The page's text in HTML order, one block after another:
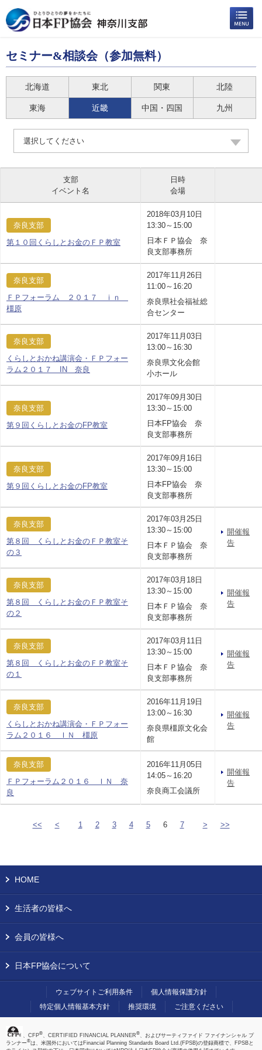
セミナー&相談会（参加無料）
北海道 東北 関東 北陸
東海 近畿 中国・四国 九州
選択してください
支部
イベント名
日時
会場
奈良支部
第１０回くらしとお金のＦＰ教室
2018年03月10日
13:30～15:00
日本ＦＰ協会 奈
良支部事務所
奈良支部
ＦＰフォーラム ２０１７ ｉｎ
橿原
2017年11月26日
11:00～16:20
奈良県社会福祉総
合センター
奈良支部
くらしとおかね講演会・ＦＰフォー
ラム２０１７ IN 奈良
2017年11月03日
13:00～16:30
奈良県文化会館
小ホール
奈良支部
第９回くらしとお金のFP教室
2017年09月30日
13:30～15:00
日本FP協会 奈
良支部事務所
奈良支部
第９回くらしとお金のFP教室
2017年09月16日
13:30～15:00
日本FP協会 奈
良支部事務所
奈良支部
第８回 くらしとお金のＦＰ教室そ
の３
2017年03月25日
13:30～15:00
日本ＦＰ協会 奈
良支部事務所
開催報
告
奈良支部
第８回 くらしとお金のＦＰ教室そ
の２
2017年03月18日
13:30～15:00
日本ＦＰ協会 奈
良支部事務所
開催報
告
奈良支部
第８回 くらしとお金のＦＰ教室そ
の１
2017年03月11日
13:30～15:00
日本ＦＰ協会 奈
良支部事務所
開催報
告
奈良支部
くらしとおかね講演会・ＦＰフォー
ラム２０１６ ＩＮ 橿原
2016年11月19日
13:00～16:30
奈良県橿原文化会
館
開催報
告
奈良支部
ＦＰフォーラム２０１６ ＩＮ 奈
良
2016年11月05日
14:05～16:20
奈良商工会議所
開催報
告
<< < 1 2 3 4 5 6 7 > >>
HOME
生活者の皆様へ
会員の皆様へ
日本FP協会について
ウェブサイトご利用条件
個人情報保護方針
特定個人情報基本方針
推奨環境 ご注意ください
、CFP®、CERTIFIED FINANCIAL PLANNER®、およびサーティファイド ファイナンシャル プ
ランナー®は、米国外においてはFinancial Planning Standards Board Ltd.(FPSB)の登録商標で、FPSBと